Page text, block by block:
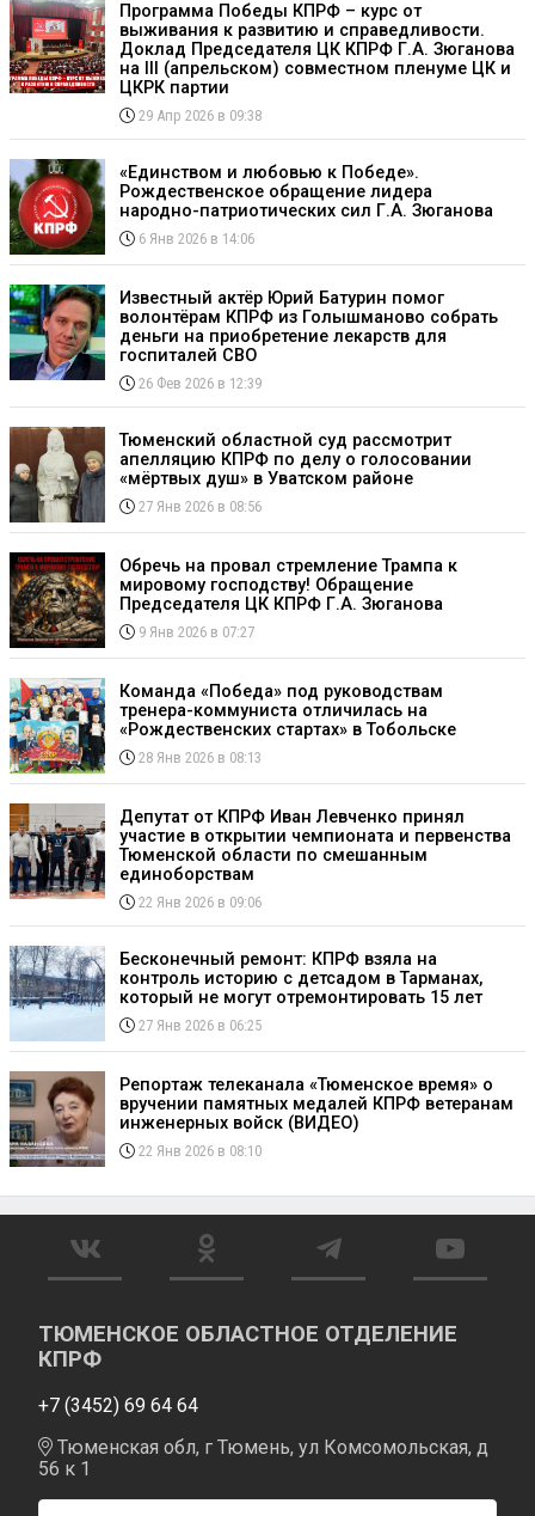
Программа Победы КПРФ – курс от
выживания к развитию и справедливости.
Доклад Председателя ЦК КПРФ Г.А. Зюганова
на III (апрельском) совместном пленуме ЦК и
ЦКРК партии
29 Апр 2026 в 09:38
«Единством и любовью к Победе».
Рождественское обращение лидера
народно-патриотических сил Г.А. Зюганова
6 Янв 2026 в 14:06
Известный актёр Юрий Батурин помог
волонтёрам КПРФ из Голышманово собрать
деньги на приобретение лекарств для
госпиталей СВО
26 Фев 2026 в 12:39
Тюменский областной суд рассмотрит
апелляцию КПРФ по делу о голосовании
«мёртвых душ» в Уватском районе
27 Янв 2026 в 08:56
Обречь на провал стремление Трампа к
мировому господству! Обращение
Председателя ЦК КПРФ Г.А. Зюганова
9 Янв 2026 в 07:27
Команда «Победа» под руководствам
тренера-коммуниста отличилась на
«Рождественских стартах» в Тобольске
28 Янв 2026 в 08:13
Депутат от КПРФ Иван Левченко принял
участие в открытии чемпионата и первенства
Тюменской области по смешанным
единоборствам
22 Янв 2026 в 09:06
Бесконечный ремонт: КПРФ взяла на
контроль историю с детсадом в Тарманах,
который не могут отремонтировать 15 лет
27 Янв 2026 в 06:25
Репортаж телеканала «Тюменское время» о
вручении памятных медалей КПРФ ветеранам
инженерных войск (ВИДЕО)
22 Янв 2026 в 08:10
ТЮМЕНСКОЕ ОБЛАСТНОЕ ОТДЕЛЕНИЕ
КПРФ
+7 (3452) 69 64 64
Тюменская обл, г Тюмень, ул Комсомольская, д
56 к 1